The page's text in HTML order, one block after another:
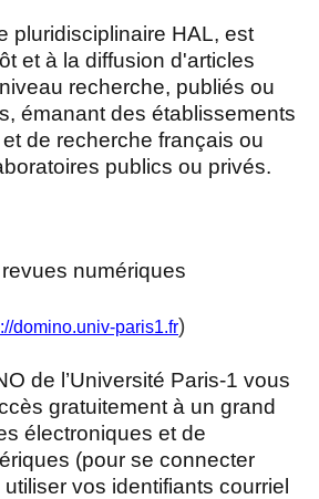
pluridisciplinaire HAL, est
et à la diffusion d'articles
recherche, publiés ou
émanant des établissements
de recherche français ou
publics ou privés.
numériques
domino.univ-paris1.fr)
de l’Université Paris-1 vous
gratuitement à un grand
électroniques et de
(pour se connecter
vos identifiants courriel